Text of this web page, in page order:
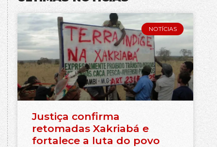
NOTÍCIAS
Justiça confirma
retomadas Xakriabá e
fortalece a luta do povo